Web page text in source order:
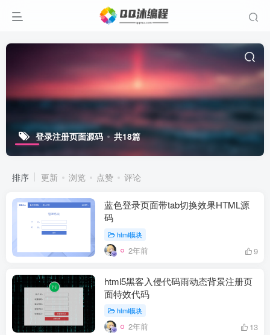
登录注册页面源码 共18篇
排序 更新 浏览 点赞 评论
蓝色登录页面带tab切换效果HTML源
码
html模块
2年前 9
html5黑客入侵代码雨动态背景注册页
面特效代码
html模块
2年前 13